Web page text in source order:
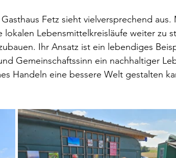
Fetz sieht vielversprechend aus.
Lebensmittelkreisläufe weiter zu
Ihr Ansatz ist ein lebendiges
Gemeinschaftssinn ein nachhaltiger
Handeln eine bessere Welt gestalten